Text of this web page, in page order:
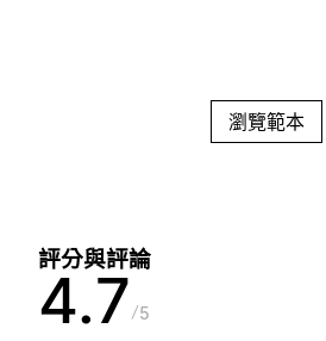
瀏覽範本
評分與評論
4.7 5